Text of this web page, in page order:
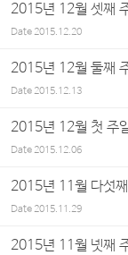
2015년 12월 셋째
Date2015.12.20
2015년 12월 둘째
Date2015.12.13
2015년 12월 첫 주
Date2015.12.06
2015년 11월 다섯
Date2015.11.29
2015년 11월 넷째